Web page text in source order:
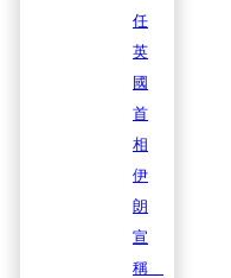
任
英
國
首
相
伊
朗
宣
稱